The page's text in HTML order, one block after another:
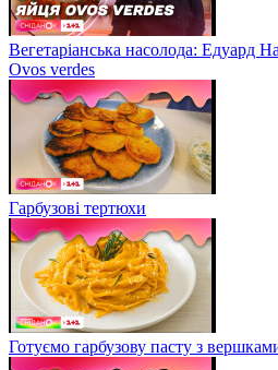
Вегетаріанська насолода: Едуард
Ovos verdes
Гарбузові тертюхи
Готуємо гарбузову пасту з